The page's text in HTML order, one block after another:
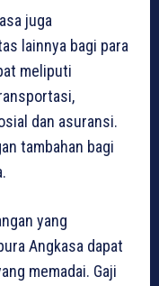
juga
lainnya bagi para
meliputi
dan asuransi.
tambahan bagi
yang
Angkasa dapat
memadai. Gaji